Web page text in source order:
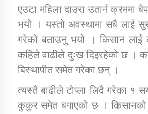
तातोपानी गाउँपालिकाको न्यायिक समिति सम्बन्धी सन्देश
तातोपानी गाउँपालिका जुम्लाको महिला तथा लैङ्गिक हिंसा
सम्बन्धी सूचना सन्देश
तातोपानी गाउँपालिका जुम्लाको महिनावारी सम्बन्धिकाे
सन्देश
एउटा महिला दाउरा उतार्न क्रममा
भयो । यस्तो अवस्थामा सबै लाई
गरेको बताउनु भयो । किसान
कहिले वाढीले दुःख दिइरहेको छ ।
बिस्थापीत समेत गरेका छन् ।
त्यस्तै बाढीले टोप्ला लिदै गरेका १
कुकुर समेत बगाएको छ । किसानको